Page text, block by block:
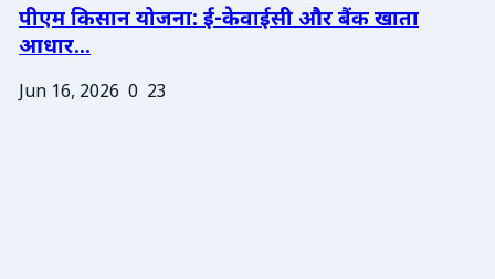
पीएम किसान योजना: ई-केवाईसी और बैंक खाता
आधार...
Jun 16, 2026 0 23